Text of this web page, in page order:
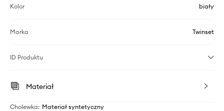
Kolor biały
Marka Twinset
ID Produktu
Materiał
Cholewka: Materiał syntetyczny